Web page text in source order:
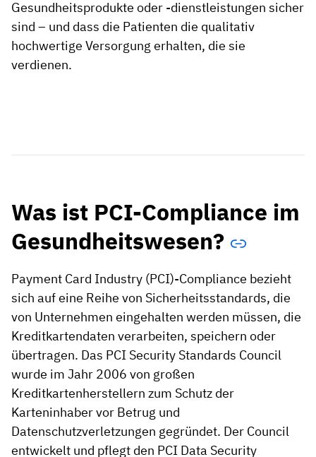
Gesundheitsprodukte oder -dienstleistungen sicher
sind – und dass die Patienten die qualitativ
hochwertige Versorgung erhalten, die sie
verdienen.
Was ist PCI-Compliance im
Gesundheitswesen?
Payment Card Industry (PCI)-Compliance bezieht
sich auf eine Reihe von Sicherheitsstandards, die
von Unternehmen eingehalten werden müssen, die
Kreditkartendaten verarbeiten, speichern oder
übertragen. Das PCI Security Standards Council
wurde im Jahr 2006 von großen
Kreditkartenherstellern zum Schutz der
Karteninhaber vor Betrug und
Datenschutzverletzungen gegründet. Der Council
entwickelt und pflegt den PCI Data Security